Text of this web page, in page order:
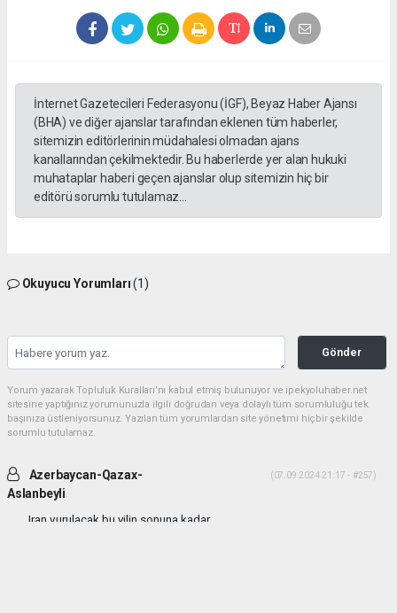
İnternet Gazetecileri Federasyonu (İGF), Beyaz Haber Ajansı
(BHA) ve diğer ajanslar tarafından eklenen tüm haberler,
sitemizin editörlerinin müdahalesi olmadan ajans
kanallarından çekilmektedir. Bu haberlerde yer alan hukuki
muhataplar haberi geçen ajanslar olup sitemizin hiç bir
editörü sorumlu tutulamaz...
Okuyucu Yorumları(1)
Gönder
Yorum yazarak Topluluk Kuralları’nı kabul etmiş bulunuyor ve ipekyoluhaber.net
sitesine yaptığınız yorumunuzla ilgili doğrudan veya dolaylı tüm sorumluluğu tek
başınıza üstleniyorsunuz. Yazılan tüm yorumlardan site yönetimi hiçbir şekilde
sorumlu tutulamaz.
Azerbaycan-Qazax-
Aslanbeyli
(07.09.2024 21:17 - #257)
Iran vurulacak bu yilin sonuna kadar...